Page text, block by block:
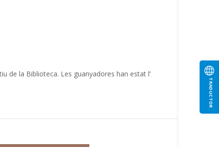
TRADUCTOR
de la Biblioteca. Les guanyadores han estat l’